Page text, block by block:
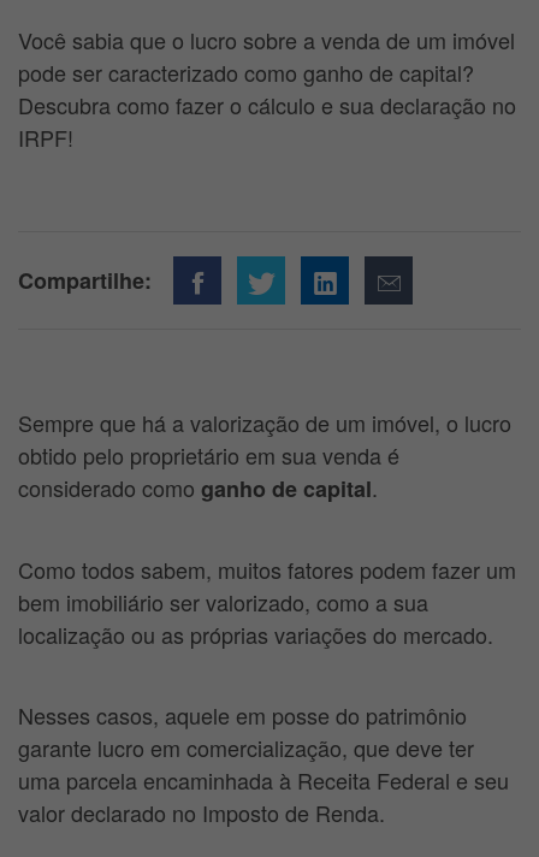
Você sabia que o lucro sobre a venda de um imóvel
pode ser caracterizado como ganho de capital?
Descubra como fazer o cálculo e sua declaração no
IRPF!
Compartilhe:
Sempre que há a valorização de um imóvel, o lucro
obtido pelo proprietário em sua venda é
considerado como ganho de capital.
Como todos sabem, muitos fatores podem fazer um
bem imobiliário ser valorizado, como a sua
localização ou as próprias variações do mercado.
Nesses casos, aquele em posse do patrimônio
garante lucro em comercialização, que deve ter
uma parcela encaminhada à Receita Federal e seu
valor declarado no Imposto de Renda.